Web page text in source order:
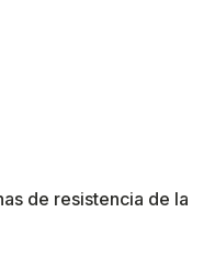
de resistencia de la